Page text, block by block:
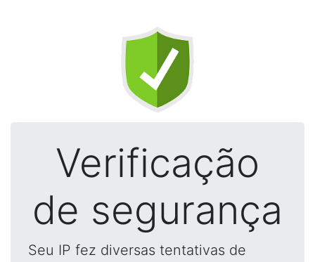
Verificação
de segurança
Seu IP fez diversas tentativas de